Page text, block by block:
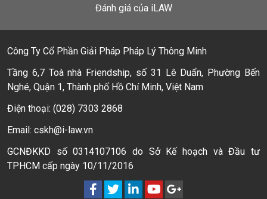
Đánh giá của iLAW
Công Ty Cổ Phần Giải Pháp Pháp Lý Thông Minh
Tầng 6,7 Toà nhà Friendship, số 31 Lê Duẩn, Phường Bến
Nghé, Quận 1, Thành phố Hồ Chí Minh, Việt Nam
Điện thoại: (028) 7303 2868
Email: cskh@i-law.vn
GCNĐKKD số 0314107106 do Sở Kế hoạch và Đầu tư
TPHCM cấp ngày 10/11/2016